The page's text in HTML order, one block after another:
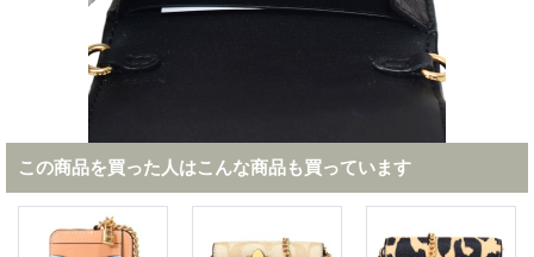
この商品を買った人はこんな商品も買っています